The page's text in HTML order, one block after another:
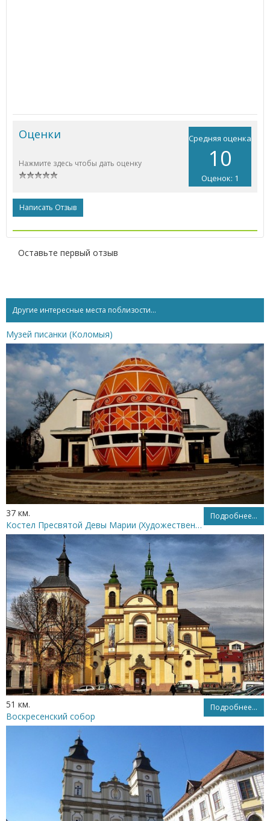
Средняя оценка
10
Оценок: 1
Оценки
Нажмите здесь чтобы дать оценку
Написать Отзыв
Оставьте первый отзыв
Другие интересные места поблизости...
Музей писанки (Коломыя)
37 км. Подробнее...
Костел Пресвятой Девы Марии (Художественный музей)
51 км. Подробнее...
Воскресенский собор